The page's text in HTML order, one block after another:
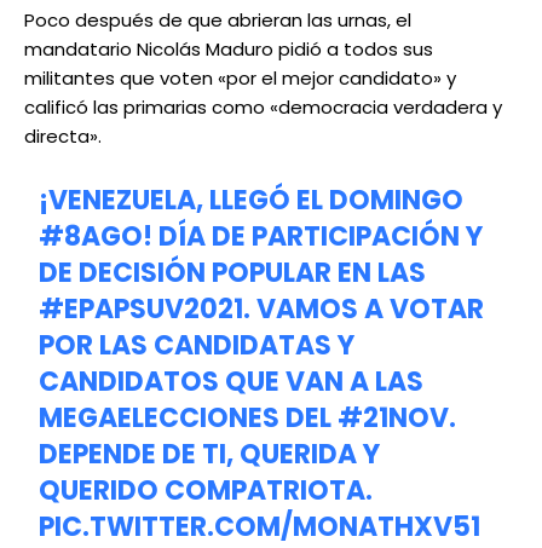
Poco después de que abrieran las urnas, el
mandatario Nicolás Maduro pidió a todos sus
militantes que voten «por el mejor candidato» y
calificó las primarias como «democracia verdadera y
directa».
¡VENEZUELA, LLEGÓ EL DOMINGO
#8AGO! DÍA DE PARTICIPACIÓN Y
DE DECISIÓN POPULAR EN LAS
#EPAPSUV2021. VAMOS A VOTAR
POR LAS CANDIDATAS Y
CANDIDATOS QUE VAN A LAS
MEGAELECCIONES DEL#21NOV.
DEPENDE DE TI, QUERIDA Y
QUERIDO COMPATRIOTA.
PIC.TWITTER.COM/MONATHXV51